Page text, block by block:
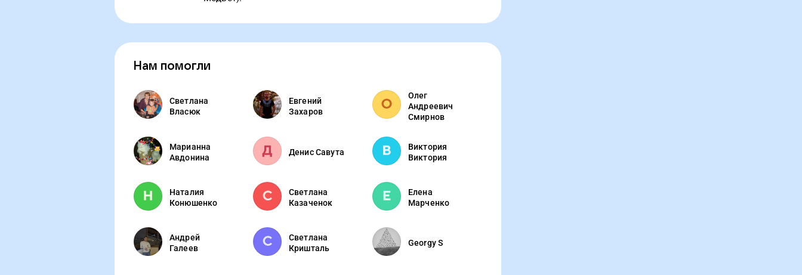
Нам помогли
Светлана
Власюк
Евгений
Захаров
Олег
Андреевич
Смирнов
Марианна
Авдонина
Денис Савута
Виктория
Виктория
Наталия
Конюшенко
Светлана
Казаченок
Елена
Марченко
Андрей
Галеев
Светлана
Кришталь
Georgy S